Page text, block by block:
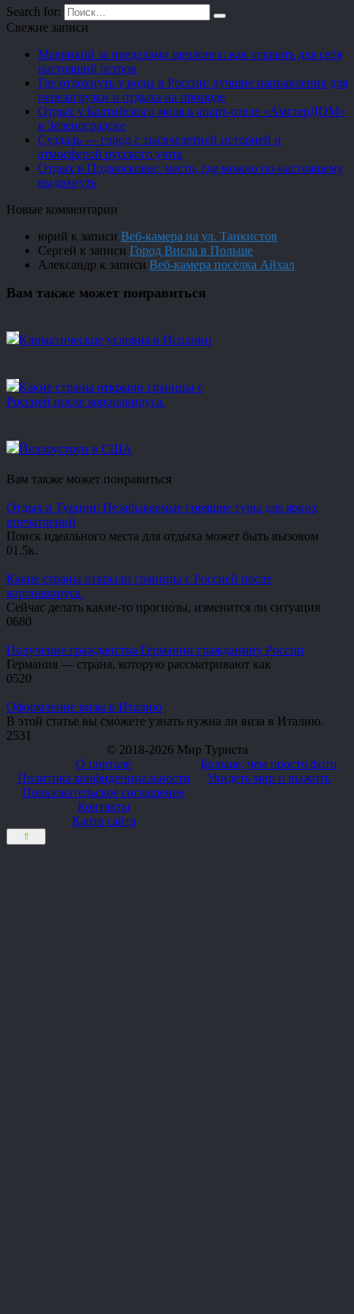
Search for:
Свежие записи
Маврикий за пределами шезлонга: как открыть для себя
настоящий остров
Где отдохнуть у воды в России: лучшие направления для
перезагрузки и отдыха на природе
Отдых у Балтийского моря в апарт-отеле «АмстерДОМ»
в Зеленоградске
Суздаль — город с тысячелетней историей и
атмосферой русского уюта
Отдых в Подмосковье: место, где можно по-настоящему
выдохнуть
Новые комментарии
юрий к записи Веб-камера на ул. Танкистов
Сергей к записи Город Висла в Польше
Александр к записи Веб-камера посёлка Айхал
Вам также может понравиться
Климатические условия в Испании
Какие страны открыли границы с
Россией после коронавируса.
Йеллоустоун в США
Вам также может понравиться
Отдых в Турции: Незабываемые горящие туры для ярких
впечатлений
Поиск идеального места для отдыха может быть вызовом
01.5к.
Какие страны открыли границы с Россией после
коронавируса.
Сейчас делать какие-то прогнозы, изменится ли ситуация
0680
Получение гражданства Германии гражданину России
Германия — страна, которую рассматривают как
0520
Оформление визы в Италию
В этой статье вы сможете узнать нужна ли виза в Италию.
2531
© 2018-2026 Мир Туриста
О портале
Политика конфиденциальности
Пользовательское соглашение
Контакты
Карта сайта
Больше, чем просто фото
Увидеть мир и выжить